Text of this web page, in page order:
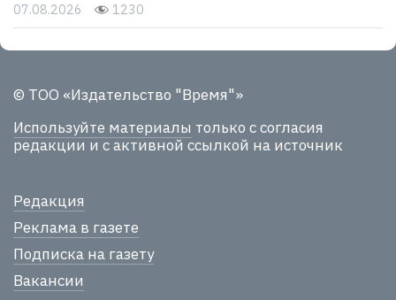
07.08.2026 1230
© ТОО «Издательство "Время"»
Используйте материалы только с согласия
редакции и с активной ссылкой на источник
Редакция
Реклама в газете
Подписка на газету
Вакансии